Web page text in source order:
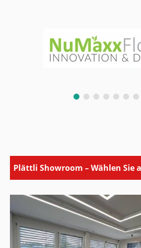
Plättli Showroom – Wählen Sie